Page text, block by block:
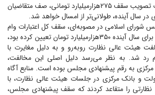
در صورت تصویب سقف ۲۷۵‌هزارمیلیارد تومانی، صف متقاضیان
در سال آینده، طولانی‌تر از امسال خواهد شد.
شورای اسلامی در مصوبه‌ای، سقف کل اعتبارات وام
ازدواج و فرزندآوری را برای سال آینده ۳۵۰‌هزارمیلیارد تومان تعیین کرده بود،
هیئت عالی نظارت روبه‌رو و به دلیل مغایرت با
رد شد. به نظر می‌رسد دلیل اصلی این مخالفت،
به رقم پیشنهادی مجلس بوده است. منابع آگاه
و بانک مرکزی در جلسات هیئت عالی نظارت، با
نظارتی را متقاعد کردند که سقف پیشنهادی مجلس،